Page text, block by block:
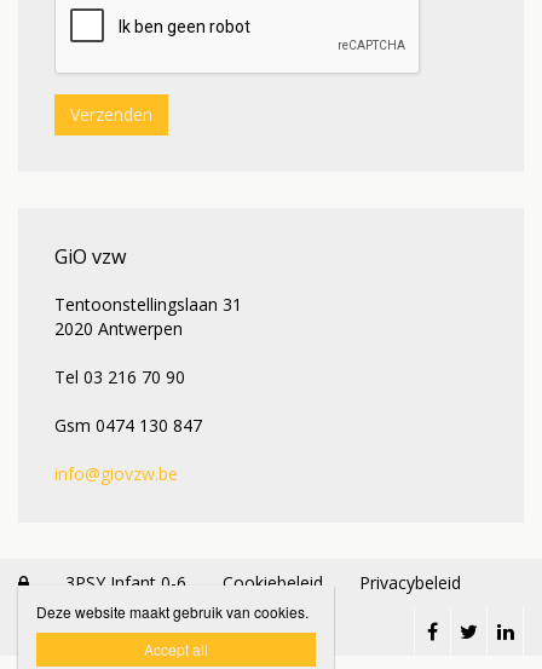
Verzenden
GiO vzw
Tentoonstellingslaan 31
2020 Antwerpen
Tel 03 216 70 90
Gsm 0474 130 847
info@giovzw.be
 3PSY Infant 0-6 Cookiebeleid Privacybeleid
Deze website maakt gebruik van cookies.
Accept all